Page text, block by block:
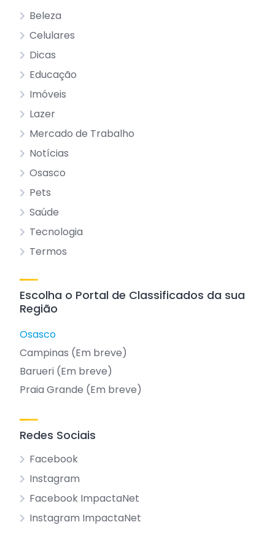
Beleza
Celulares
Dicas
Educação
Imóveis
Lazer
Mercado de Trabalho
Notícias
Osasco
Pets
Saúde
Tecnologia
Termos
Escolha o Portal de Classificados da sua
Região
Osasco
Campinas (Em breve)
Barueri (Em breve)
Praia Grande (Em breve)
Redes Sociais
Facebook
Instagram
Facebook ImpactaNet
Instagram ImpactaNet